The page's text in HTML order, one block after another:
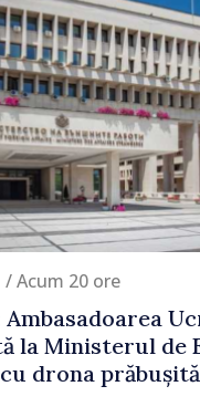
/ Acum 20 ore
la Ministerul de
drona prăbușită